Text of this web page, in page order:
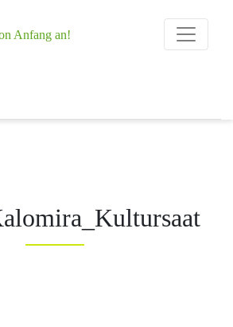
Von der Züchtung